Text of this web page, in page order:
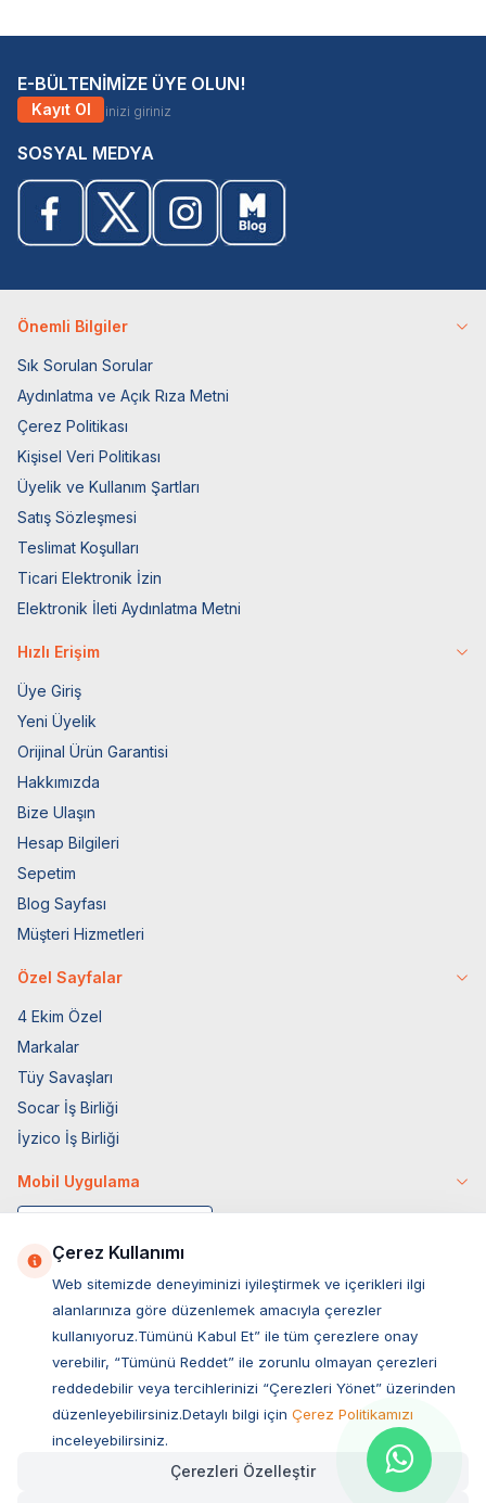
E-BÜLTENİMİZE ÜYE OLUN!
Kayıt Ol
SOSYAL MEDYA
Önemli Bilgiler
Sık Sorulan Sorular
Aydınlatma ve Açık Rıza Metni
Çerez Politikası
Kişisel Veri Politikası
Üyelik ve Kullanım Şartları
Satış Sözleşmesi
Teslimat Koşulları
Ticari Elektronik İzin
Elektronik İleti Aydınlatma Metni
Hızlı Erişim
Üye Giriş
Yeni Üyelik
Orijinal Ürün Garantisi
Hakkımızda
Bize Ulaşın
Hesap Bilgileri
Sepetim
Blog Sayfası
Müşteri Hizmetleri
Özel Sayfalar
4 Ekim Özel
Markalar
Tüy Savaşları
Socar İş Birliği
İyzico İş Birliği
Mobil Uygulama
Müşteri Hizmetleri
Sıkça Sorulan Sorular
Çerez Kullanımı
Web sitemizde deneyiminizi iyileştirmek ve içerikleri ilgi
alanlarınıza göre düzenlemek amacıyla çerezler
kullanıyoruz.Tümünü Kabul Et” ile tüm çerezlere onay
verebilir, “Tümünü Reddet” ile zorunlu olmayan çerezleri
reddedebilir veya tercihlerinizi “Çerezleri Yönet” üzerinden
düzenleyebilirsiniz.Detaylı bilgi için Çerez Politikamızı
inceleyebilirsiniz.
Çerezleri Özelleştir